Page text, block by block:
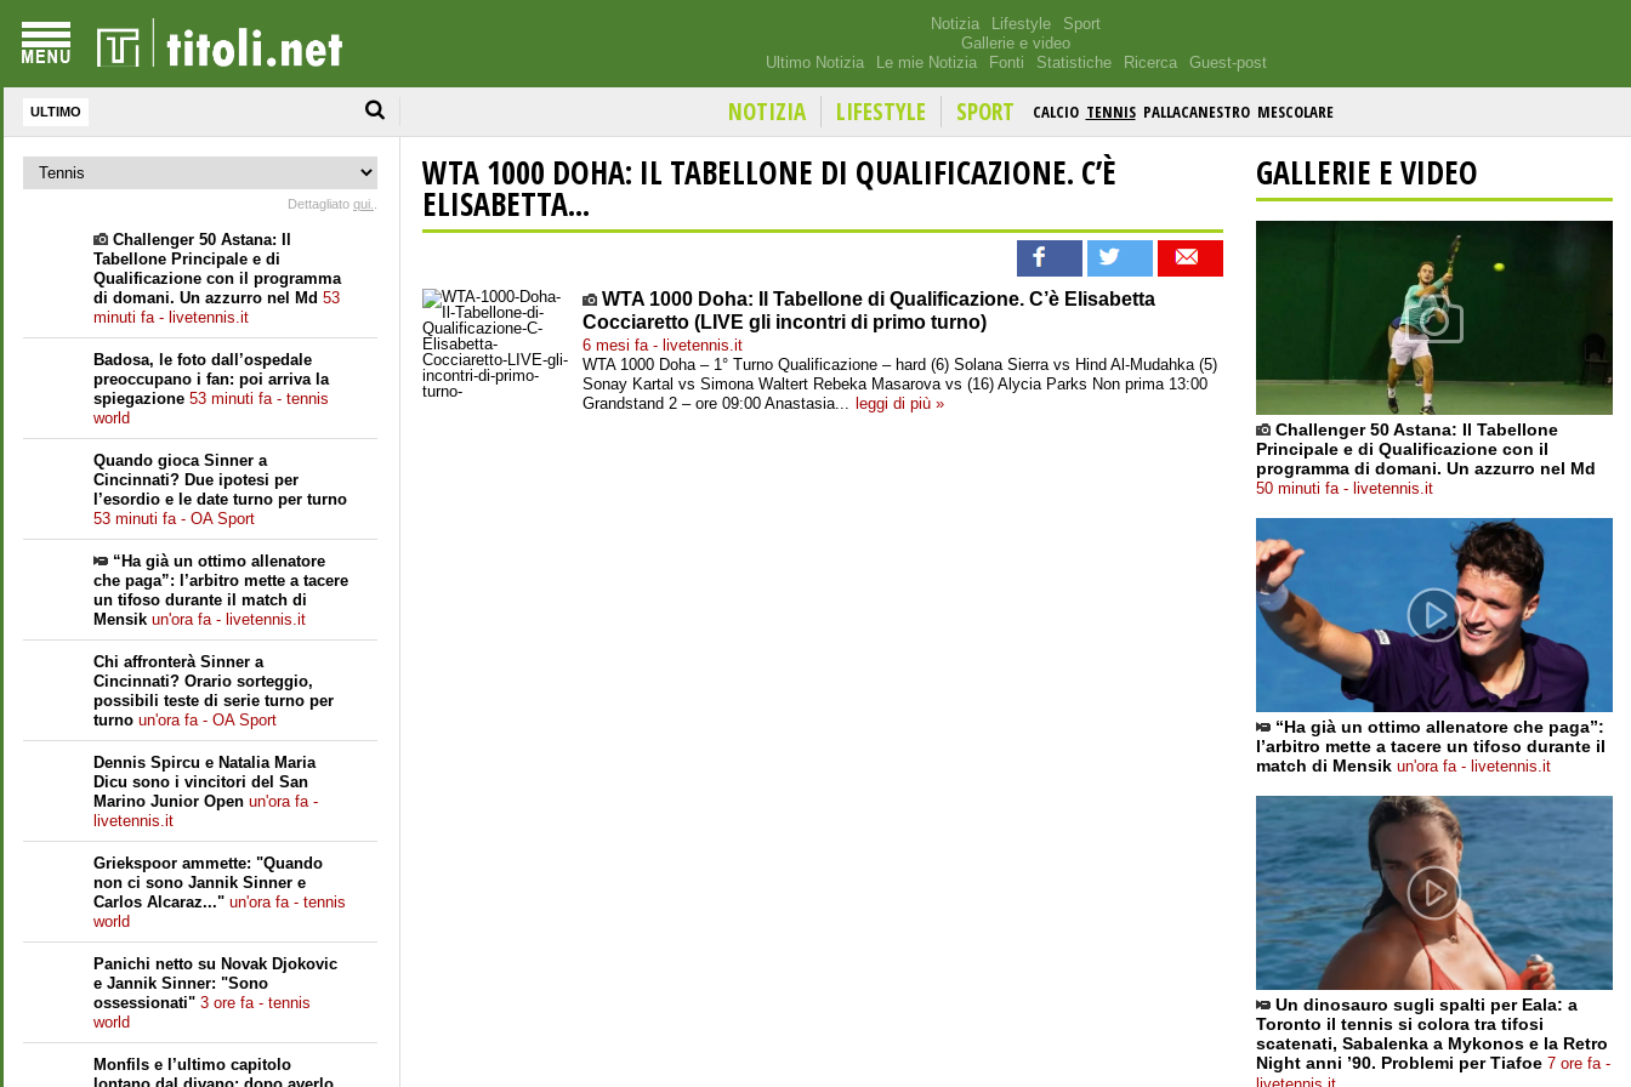
Notizia Lifestyle
Sport
Gallerie e video
Ultimo Notizia
Le mie Notizia Fonti Statistiche Ricerca Guest-post
ULTIMO NOTIZIA LIFESTYLE SPORT CALCIO TENNIS PALLACANESTRO MESCOLARE
Dettagliato qui.
Challenger 50 Astana: Il
Tabellone Principale e di
Qualificazione con il programma
di domani. Un azzurro nel Md 53
minuti fa - livetennis.it
Badosa, le foto dall’ospedale
preoccupano i fan: poi arriva la
spiegazione 53 minuti fa - tennis
world
Quando gioca Sinner a
Cincinnati? Due ipotesi per
l’esordio e le date turno per turno
53 minuti fa - OA Sport
“Ha già un ottimo allenatore
che paga”: l’arbitro mette a tacere
un tifoso durante il match di
Mensik un'ora fa - livetennis.it
Chi affronterà Sinner a
Cincinnati? Orario sorteggio,
possibili teste di serie turno per
turno un'ora fa - OA Sport
Dennis Spircu e Natalia Maria
Dicu sono i vincitori del San
Marino Junior Open un'ora fa -
livetennis.it
Griekspoor ammette: "Quando
non ci sono Jannik Sinner e
Carlos Alcaraz..." un'ora fa - tennis
world
Panichi netto su Novak Djokovic
e Jannik Sinner: "Sono
ossessionati" 3 ore fa - tennis
world
Monfils e l’ultimo capitolo
WTA 1000 DOHA: IL TABELLONE DI QUALIFICAZIONE. C’È
ELISABETTA...
WTA 1000 Doha: Il Tabellone di Qualificazione. C’è Elisabetta
Cocciaretto (LIVE gli incontri di primo turno)
6 mesi fa - livetennis.it
WTA 1000 Doha – 1° Turno Qualificazione – hard (6) Solana Sierra vs Hind Al-Mudahka (5)
Sonay Kartal vs Simona Waltert Rebeka Masarova vs (16) Alycia Parks Non prima 13:00
Grandstand 2 – ore 09:00 Anastasia... leggi di più »
GALLERIE E VIDEO
Challenger 50 Astana: Il Tabellone
Principale e di Qualificazione con il
programma di domani. Un azzurro nel Md
50 minuti fa - livetennis.it
“Ha già un ottimo allenatore che paga”:
l’arbitro mette a tacere un tifoso durante il
match di Mensik un'ora fa - livetennis.it
Un dinosauro sugli spalti per Eala: a
Toronto il tennis si colora tra tifosi
scatenati, Sabalenka a Mykonos e la Retro
Night anni ’90. Problemi per Tiafoe 7 ore fa -